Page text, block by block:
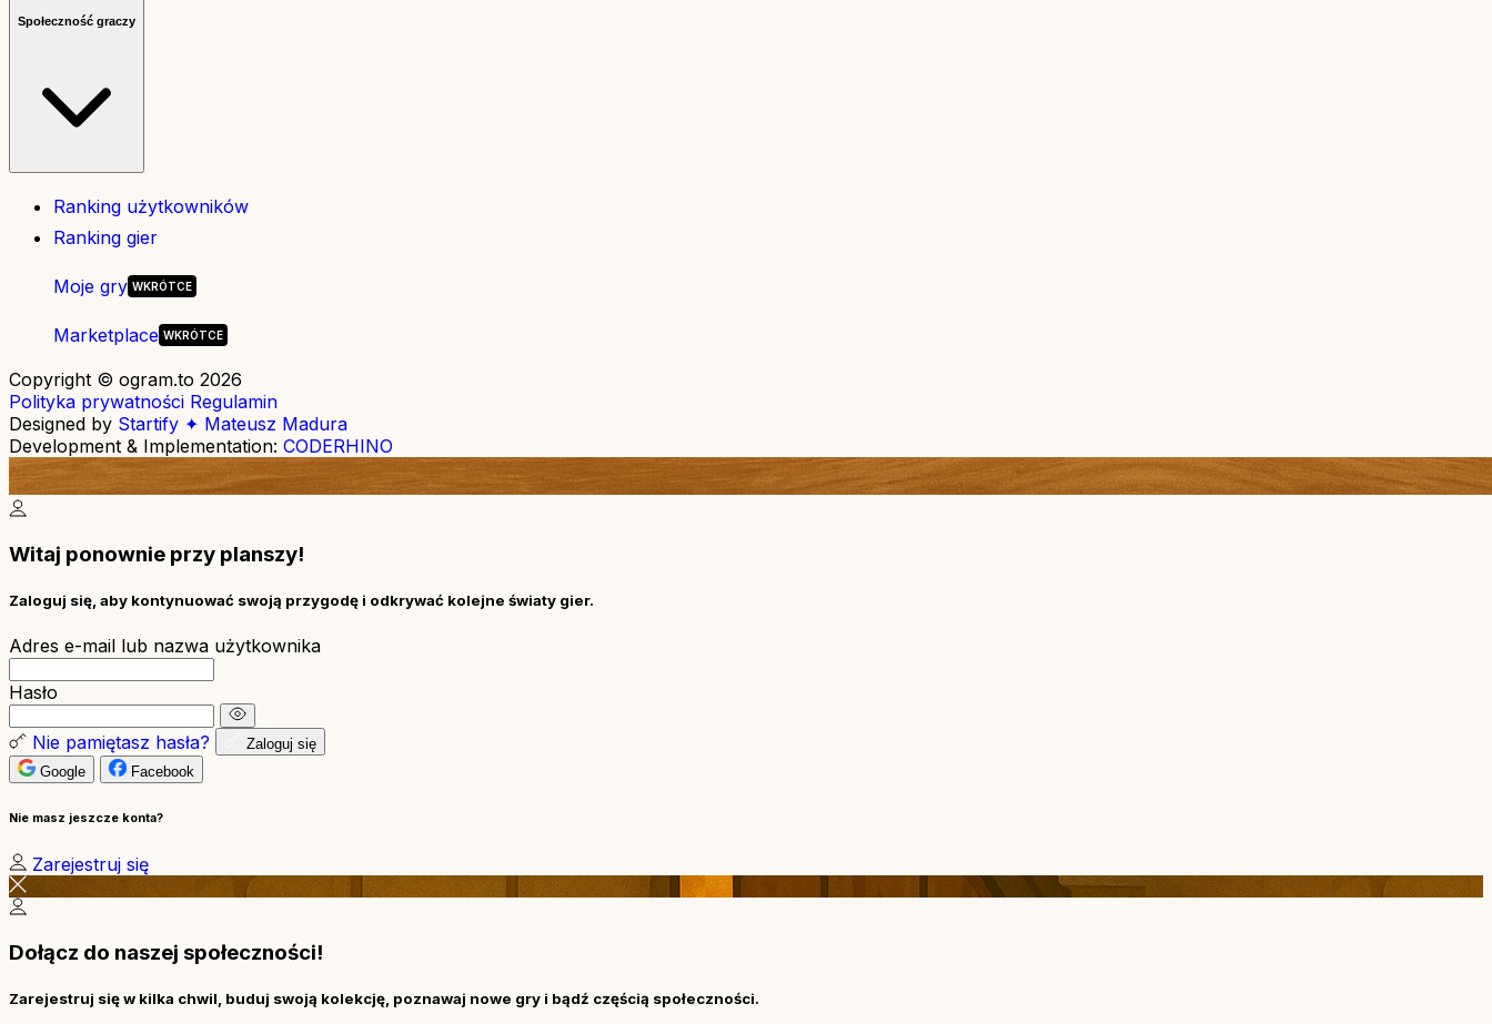
Społeczność graczy
Ranking użytkowników
Ranking gier
Moje gry
Marketplace
Copyright © ogram.to 2026
Polityka prywatności Regulamin
Designed by Startify ✦ Mateusz Madura
Development & Implementation: CODERHINO
Witaj ponownie przy planszy!
Zaloguj się, aby kontynuować swoją przygodę i odkrywać kolejne światy gier.
Adres e-mail lub nazwa użytkownika
Hasło
Nie pamiętasz hasła?
Zaloguj się
Google
Facebook
Nie masz jeszcze konta?
Zarejestruj się
Dołącz do naszej społeczności!
Zarejestruj się w kilka chwil, buduj swoją kolekcję, poznawaj nowe gry i bądź częścią społeczności.